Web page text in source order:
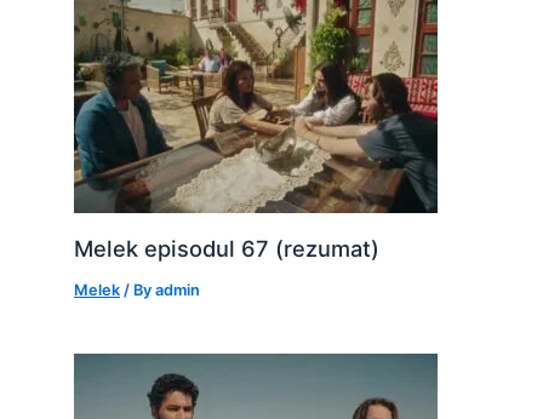
Melek episodul 67 (rezumat)
Melek / Byadmin